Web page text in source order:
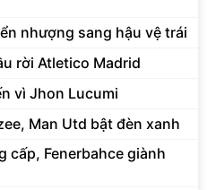
nhượng sang hậu vệ trái
rời Atletico Madrid
vì Jhon Lucumi
Man Utd bật đèn xanh
cấp, Fenerbahce giành